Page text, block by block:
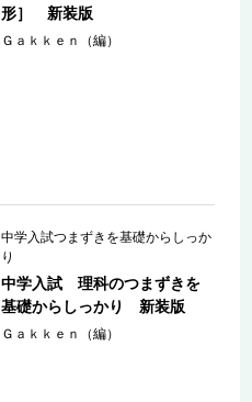
形］ 新装版
Ｇａｋｋｅｎ（編）
中学入試つまずきを基礎からしっか
り
中学入試 理科のつまずきを
基礎からしっかり 新装版
Ｇａｋｋｅｎ（編）